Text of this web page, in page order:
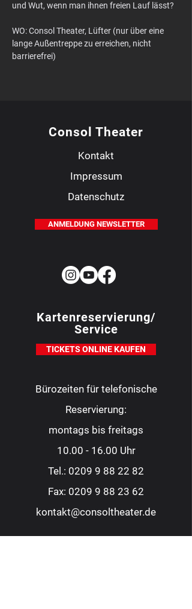
und Wut, wenn man ihnen freien Lauf lässt?
WO: Consol Theater, Lüfter (nur über eine
lange Außentreppe zu erreichen, nicht
barrierefrei)
Consol Theater
Kontakt
Impressum
Datenschutz
ANMELDUNG NEWSLETTER
Kartenreservierung/
Service
TICKETS ONLINE KAUFEN
Bürozeiten für telefonische
Reservierung:
montags bis freitags
10.00 - 16.00 Uhr
Tel.: 0209 9 88 22 82
Fax: 0209 9 88 23 62
kontakt@consoltheater.de